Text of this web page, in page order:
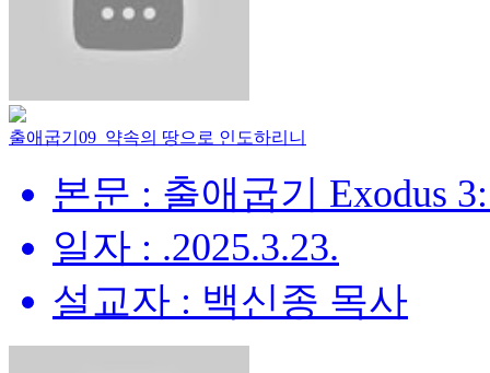
출애굽기09_약속의 땅으로 인도하리니
본문 : 출애굽기 Exodus
일자 : .2025.3.23.
설교자 : 백신종 목사